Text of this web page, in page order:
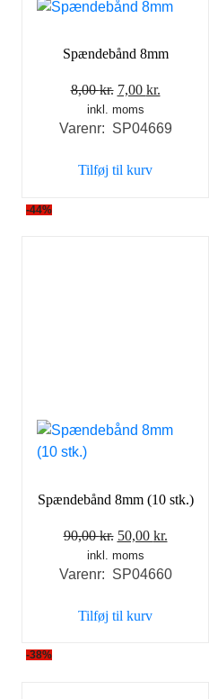
Spændebånd 8mm
8,00kr. Den
oprindelige
pris
8,00 kr..
7,00 kr.
pris
inkl. moms
Varenr: SP04669
Tilføj til kurv
-44%
Spændebånd 8mm (10 stk.)
90,00kr. Den
oprindelige
pris
90,00 kr..
50,00 kr.
pris
inkl. moms
Varenr: SP04660
Tilføj til kurv
-38%